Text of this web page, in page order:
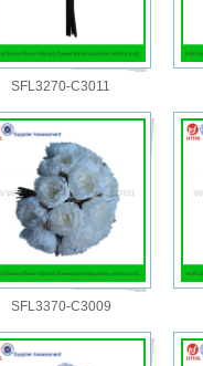
SFL3270-C3011
SFL3370-C3009